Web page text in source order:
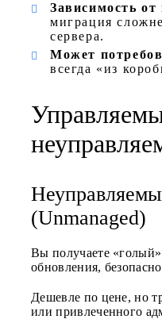
Зависимость от
миграция
сервера.
Может
всегда «из
(Unmanaged)
Вы получаете
обновления,
Дешевле по цене, но
или привлеченного